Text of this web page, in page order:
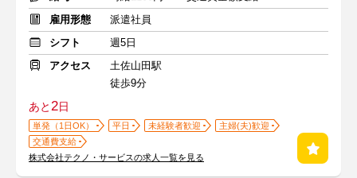
雇用形態
派遣社員
シフト
週5日
アクセス
土佐山田駅
徒歩9分
あと2日
単発（1日OK） 平日 未経験者歓迎
主婦(夫)歓迎
交通費支給
株式会社テクノ・サービスの求人一覧を見る